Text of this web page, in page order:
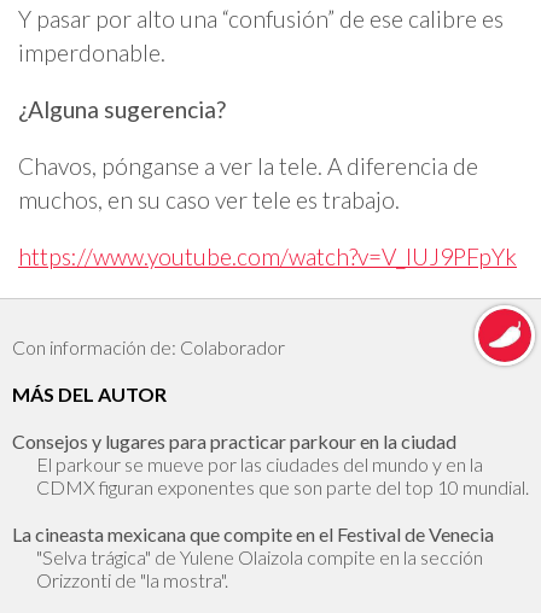
Y pasar por alto una “confusión” de ese calibre es
imperdonable.
¿Alguna sugerencia?
Chavos, pónganse a ver la tele. A diferencia de
muchos, en su caso ver tele es trabajo.
https://www.youtube.com/watch?v=V_IUJ9PFpYk
Con información de: Colaborador
MÁS DEL AUTOR
Consejos y lugares para practicar parkour en la ciudad
El parkour se mueve por las ciudades del mundo y en la
CDMX figuran exponentes que son parte del top 10 mundial.
La cineasta mexicana que compite en el Festival de Venecia
"Selva trágica" de Yulene Olaizola compite en la sección
Orizzonti de "la mostra".